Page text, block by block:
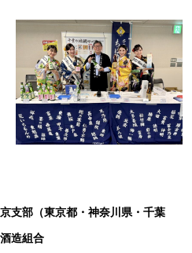
支部（東京都・神奈川県・千葉
造組合